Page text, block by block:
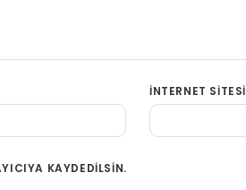
İNTERNET SITESI
KAYDEDILSIN.